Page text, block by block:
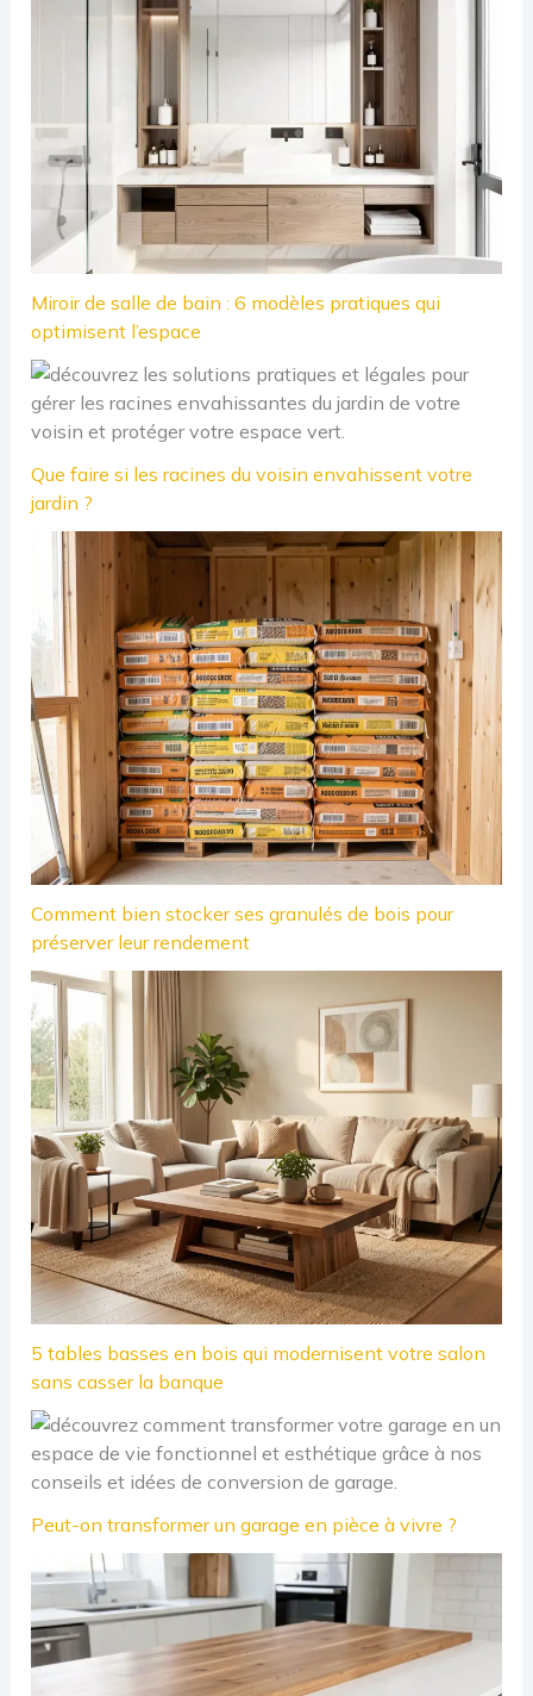
Miroir de salle de bain : 6 modèles pratiques qui
optimisent l’espace
Que faire si les racines du voisin envahissent votre
jardin ?
Comment bien stocker ses granulés de bois pour
préserver leur rendement
5 tables basses en bois qui modernisent votre salon
sans casser la banque
Peut-on transformer un garage en pièce à vivre ?